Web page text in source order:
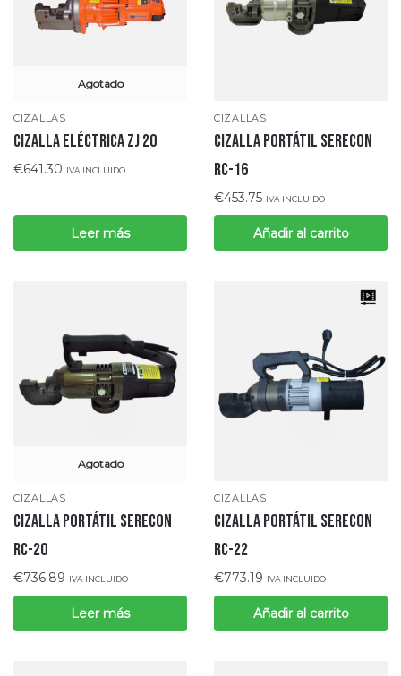
Agotado
CIZALLAS
CIZALLA ELÉCTRICA ZJ 20
€641.30 IVA INCLUIDO
Leer más
CIZALLAS
CIZALLA PORTÁTIL SERECON
RC-16
€453.75 IVA INCLUIDO
Añadir al carrito
Agotado
CIZALLAS
CIZALLA PORTÁTIL SERECON
RC-20
€736.89 IVA INCLUIDO
Leer más
CIZALLAS
CIZALLA PORTÁTIL SERECON
RC-22
€773.19 IVA INCLUIDO
Añadir al carrito